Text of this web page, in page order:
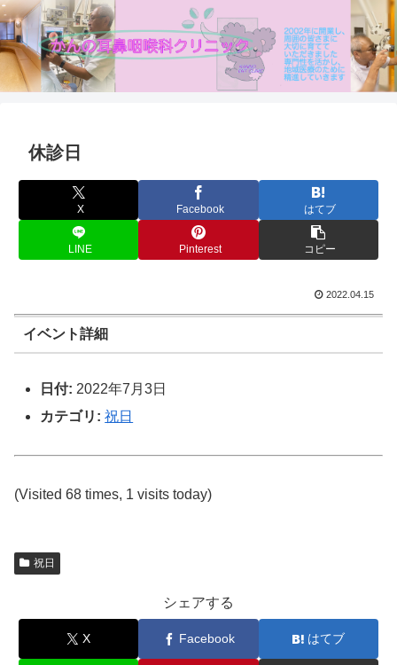
休診日
X Facebook はてブ
LINE Pinterest コピー
2022.04.15
イベント詳細
日付: 2022年7月3日
カテゴリ: 祝日
(Visited 68 times, 1 visits today)
祝日
シェアする
X Facebook はてブ